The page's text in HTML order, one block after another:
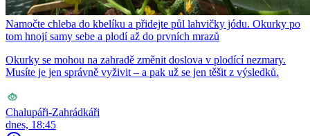
Namočte chleba do kbelíku a přidejte půl lahvičky jódu. Okurky po
tom hnojí samy sebe a plodí až do prvních mrazů
Okurky se mohou na zahradě změnit doslova v plodící nezmary.
Musíte je jen správně vyživit – a pak už se jen těšit z výsledků.
Chalupáři-Zahrádkáři
dnes, 18:45